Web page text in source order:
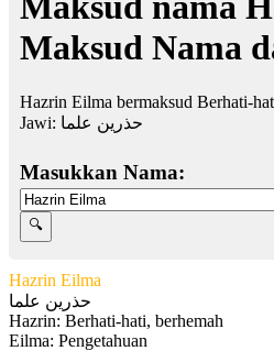
Maksud Nama
Hazrin Eilma bermaksud Berhati-
Jawi: حذرين علما
Masukkan Nama:
Hazrin Eilma
حذرين علما
Hazrin: Berhati-hati, berhemah
Eilma: Pengetahuan